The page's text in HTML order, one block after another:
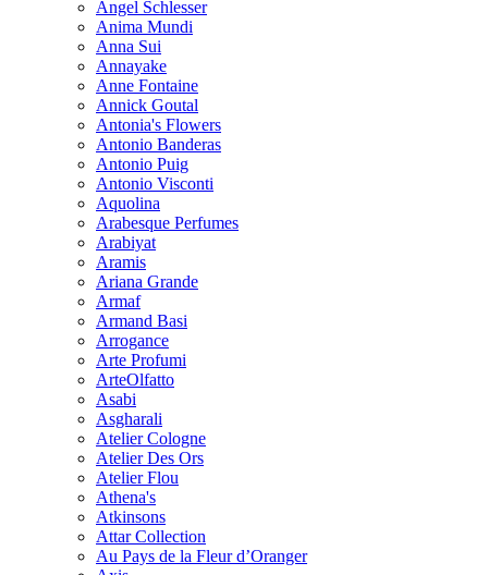
Angel Schlesser
Anima Mundi
Anna Sui
Annayake
Anne Fontaine
Annick Goutal
Antonia's Flowers
Antonio Banderas
Antonio Puig
Antonio Visconti
Aquolina
Arabesque Perfumes
Arabiyat
Aramis
Ariana Grande
Armaf
Armand Basi
Arrogance
Arte Profumi
ArteOlfatto
Asabi
Asgharali
Atelier Cologne
Atelier Des Ors
Atelier Flou
Athena's
Atkinsons
Attar Collection
Au Pays de la Fleur d’Oranger